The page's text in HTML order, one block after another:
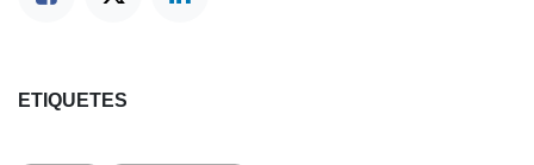
ETIQUETES